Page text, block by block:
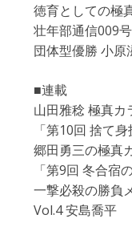
徳育としての極
壮年部通信009号
団体型優勝 小原
■連載
山田雅稔 極真
「第10回 捨て身
郷田勇三の極真
「第9回 冬合宿
一撃必殺の勝負
Vol.4 安島喬平